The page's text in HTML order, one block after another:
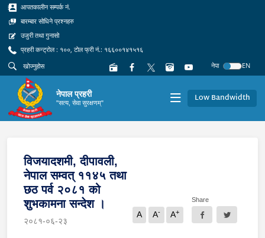
आपतकालीन सम्पर्क नं.
बारम्बार सोधिने प्रश्नहरु
उजुरी तथा गुनासो
प्रहरी कन्ट्रोल : १००, टोल फ्री नं.: १६६००१४१५१६
नेपा
EN
नेपाल प्रहरी
"सत्य, सेवा सुरक्षणम्" Low Bandwidth
विजयादशमी, दीपावली,
नेपाल सम्वत् ११४५ तथा
छठ पर्व २०८१ को
शुभकामना सन्देश ।
२०८१-०६-२३
A A- A+
Share